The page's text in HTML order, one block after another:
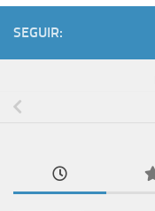
SEGUIR: